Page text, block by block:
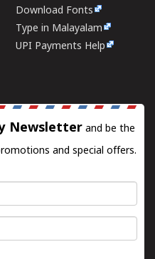
Download Fonts
Type in Malayalam
UPI Payments Help
Newsletter and be the
and special offers.